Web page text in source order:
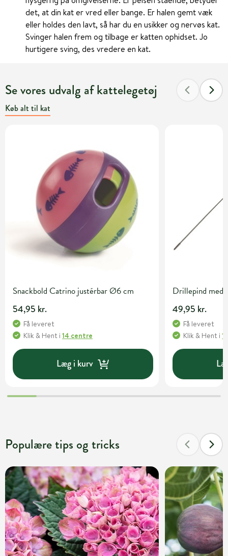
det, at din kat er vred eller bange. Er halen gemt væk
eller holdes den lavt, så har du en usikker og nervøs kat.
Svinger halen frem og tilbage er katten ophidset. Jo
hurtigere sving, des vredere en kat.
Se vores udvalg af kattelegetøj
Køb alt til kat
Snackbold Catrino justérbar Ø6 cm
54,95 kr.
Få leveret
Klik & Hent i 14 centre
Læg i kurv
Drillepind med
49,95 kr.
Få leveret
Klik & Hent i
Populære tips og tricks